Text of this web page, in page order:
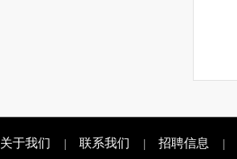
关于我们 联系我们 招聘信息